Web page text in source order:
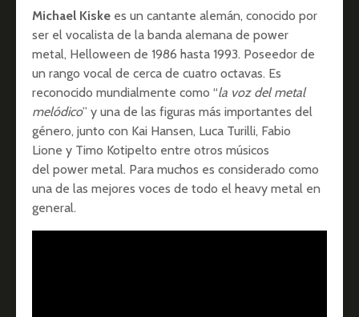
Michael Kiske es un cantante alemán, conocido por
ser el vocalista de la banda alemana de power
metal, Helloween de 1986 hasta 1993. Poseedor de
un rango vocal de cerca de cuatro octavas. Es
reconocido mundialmente como “la voz del metal
melódico” y una de las figuras más importantes del
género, junto con Kai Hansen, Luca Turilli, Fabio
Lione y Timo Kotipelto entre otros músicos
del power metal. Para muchos es considerado como
una de las mejores voces de todo el heavy metal en
general.